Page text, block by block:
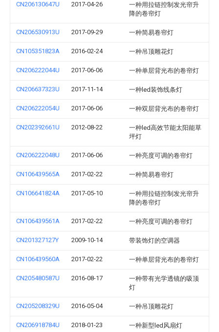
CN206130647U 2017-04-26
一种用拉链控制发光帘升
降的卷帘灯
CN206530913U 2017-09-29 一种简易卷帘灯
CN105351823A 2016-02-24 一种吊顶雕花灯
CN206222044U 2017-06-06 一种单层背光布的卷帘灯
CN206637323U 2017-11-14 一种led装饰线条灯
CN206222054U 2017-06-06 一种双层背光布的卷帘灯
CN202392661U 2012-08-22
一种led高效节能太阳能草
坪灯
CN206222048U 2017-06-06 一种亮度可调的卷帘灯
CN106439565A 2017-02-22 一种简易卷帘灯
CN106641824A 2017-05-10
一种用拉链控制发光帘升
降的卷帘灯
CN106439561A 2017-02-22 一种亮度可调的卷帘灯
CN201327127Y 2009-10-14 带装饰灯的空调器
CN106439560A 2017-02-22 一种单层背光布的卷帘灯
CN205480587U 2016-08-17
一种带有光学透镜的吸顶
灯
CN205208329U 2016-05-04 一种吊顶雕花灯
CN206918784U 2018-01-23 一种新型led风扇灯